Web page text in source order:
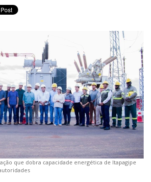
que dobra capacidade energética de Itapagipe